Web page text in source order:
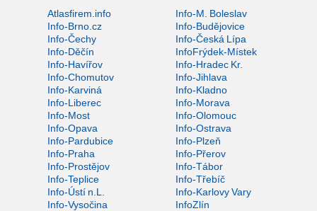
Atlasfirem.info
Info-M. Boleslav
Info-Brno.cz
Info-Budějovice
Info-Čechy
Info-Česká Lípa
Info-Děčín
InfoFrýdek-Místek
Info-Havířov
Info-Hradec Kr.
Info-Chomutov
Info-Jihlava
Info-Karviná
Info-Kladno
Info-Liberec
Info-Morava
Info-Most
Info-Olomouc
Info-Opava
Info-Ostrava
Info-Pardubice
Info-Plzeň
Info-Praha
Info-Přerov
Info-Prostějov
Info-Tábor
Info-Teplice
Info-Třebíč
Info-Ústí n.L.
Info-Karlovy Vary
Info-Vysočina
InfoZlín